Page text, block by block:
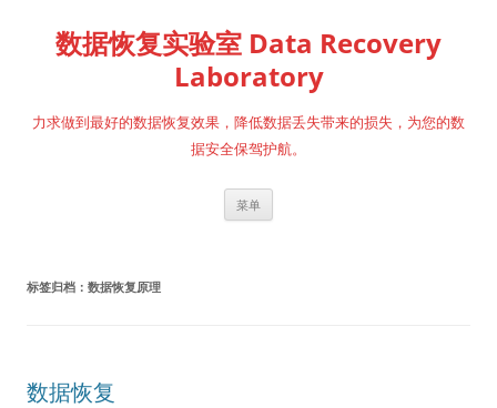
数据恢复实验室 Data Recovery
Laboratory
力求做到最好的数据恢复效果，降低数据丢失带来的损失，为您的数
据安全保驾护航。
菜单
标签归档： 数据恢复原理
数据恢复